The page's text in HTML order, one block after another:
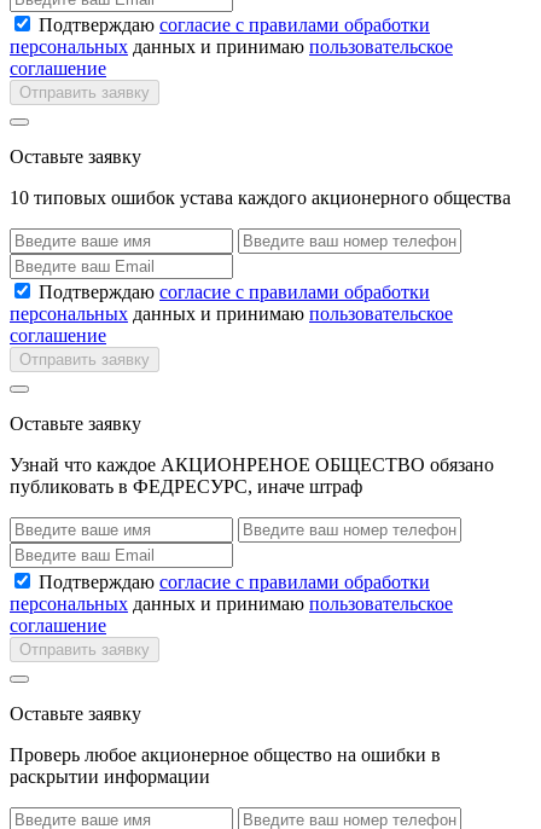
Подтверждаю согласие с правилами обработки
персональных данных и принимаю пользовательское
соглашение
Отправить заявку
Оставьте заявку
10 типовых ошибок устава каждого акционерного общества
Подтверждаю согласие с правилами обработки
персональных данных и принимаю пользовательское
соглашение
Отправить заявку
Оставьте заявку
Узнай что каждое АКЦИОНРЕНОЕ ОБЩЕСТВО обязано
публиковать в ФЕДРЕСУРС, иначе штраф
Подтверждаю согласие с правилами обработки
персональных данных и принимаю пользовательское
соглашение
Отправить заявку
Оставьте заявку
Проверь любое акционерное общество на ошибки в
раскрытии информации